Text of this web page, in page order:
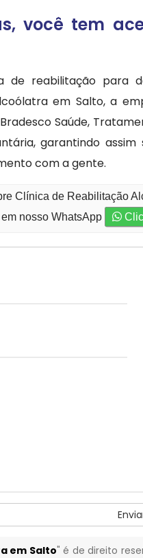
você tem
reabilitação para
em Salto, a
Saúde,
garantindo
com a gente.
Clínica de Reabilitação
nosso WhatsApp
em Salto" é de direito